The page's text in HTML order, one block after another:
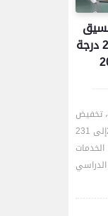
القبول بالثانوي العام من 236 إلى 231 درجة
تخفيض
تنسيق القبول بالصف الأول الثانوي العام من 236إلى 231
درجة،للعام الدراسي
والخدمات من 210